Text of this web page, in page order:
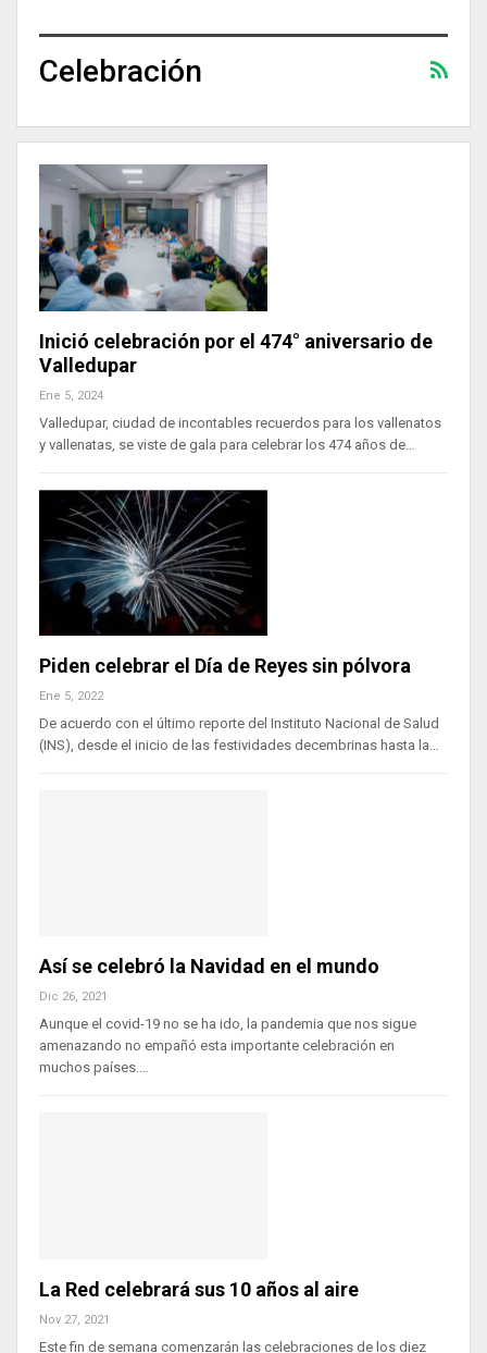
Celebración
Inició celebración por el 474° aniversario de
Valledupar
Ene 5, 2024
Valledupar, ciudad de incontables recuerdos para los vallenatos
y vallenatas, se viste de gala para celebrar los 474 años de…
Piden celebrar el Día de Reyes sin pólvora
Ene 5, 2022
De acuerdo con el último reporte del Instituto Nacional de Salud
(INS), desde el inicio de las festividades decembrinas hasta la…
Así se celebró la Navidad en el mundo
Dic 26, 2021
Aunque el covid-19 no se ha ido, la pandemia que nos sigue
amenazando no empañó esta importante celebración en
muchos países.…
La Red celebrará sus 10 años al aire
Nov 27, 2021
Este fin de semana comenzarán las celebraciones de los diez